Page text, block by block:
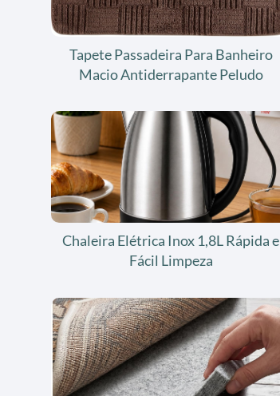
Tapete Passadeira Para Banheiro
Macio Antiderrapante Peludo
Chaleira Elétrica Inox 1,8L Rápida e
Fácil Limpeza